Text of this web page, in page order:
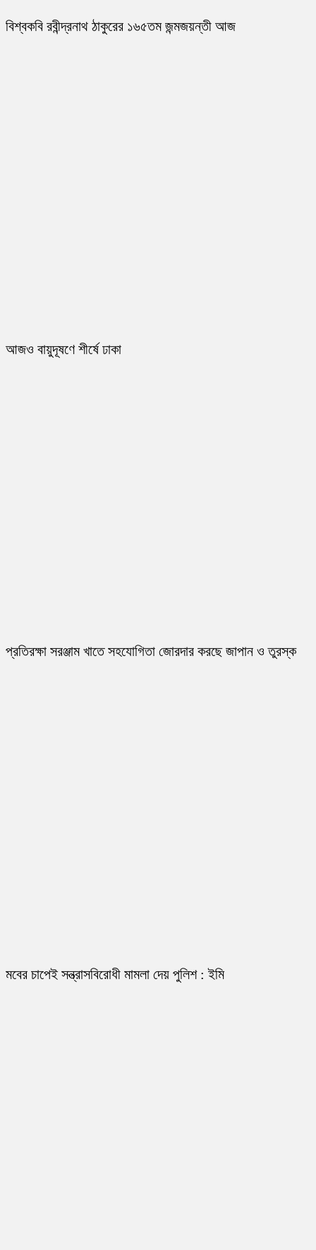
বিশ্বকবি রবীন্দ্রনাথ ঠাকুরের ১৬৫তম জন্মজয়ন্তী আজ
আজও বায়ুদূষণে শীর্ষে ঢাকা
প্রতিরক্ষা সরঞ্জাম খাতে সহযোগিতা জোরদার করছে জাপান ও তুরস্ক
মবের চাপেই সন্ত্রাসবিরোধী মামলা দেয় পুলিশ : ইমি